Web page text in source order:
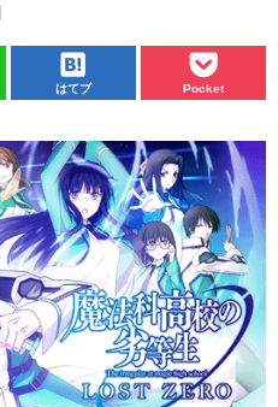
はてブ Pocket